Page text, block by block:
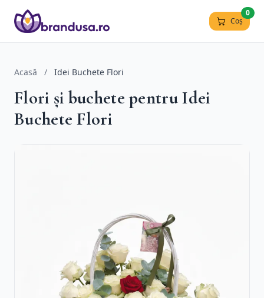
Coș
0
Acasă / Idei Buchete Flori
Flori și buchete pentru Idei
Buchete Flori